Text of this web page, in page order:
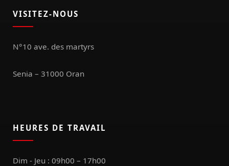
VISITEZ-NOUS
N°10 ave. des martyrs
Senia – 31000 Oran
HEURES DE TRAVAIL
Dim - Jeu : 09h00 – 17h00